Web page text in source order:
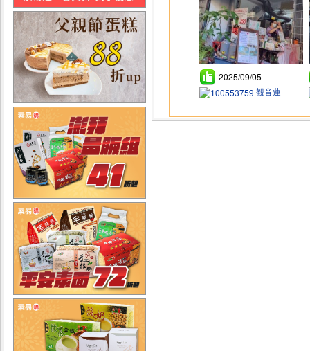
2025/09/05
觀音蓮